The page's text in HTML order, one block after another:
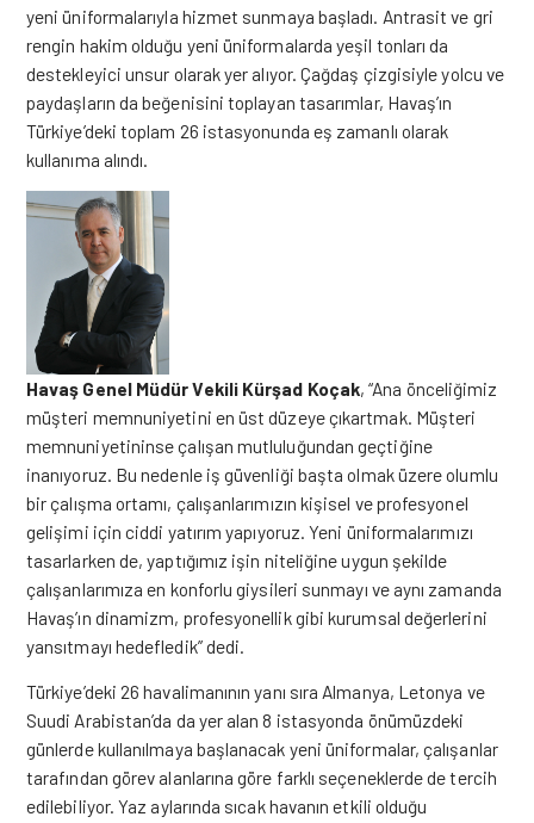
yeni üniformalarıyla hizmet sunmaya başladı. Antrasit ve gri
rengin hakim olduğu yeni üniformalarda yeşil tonları da
destekleyici unsur olarak yer alıyor. Çağdaş çizgisiyle yolcu ve
paydaşların da beğenisini toplayan tasarımlar, Havaş’ın
Türkiye’deki toplam 26 istasyonunda eş zamanlı olarak
kullanıma alındı.
Havaş Genel Müdür Vekili Kürşad Koçak, “Ana önceliğimiz
müşteri memnuniyetini en üst düzeye çıkartmak. Müşteri
memnuniyetininse çalışan mutluluğundan geçtiğine
inanıyoruz. Bu nedenle iş güvenliği başta olmak üzere olumlu
bir çalışma ortamı, çalışanlarımızın kişisel ve profesyonel
gelişimi için ciddi yatırım yapıyoruz. Yeni üniformalarımızı
tasarlarken de, yaptığımız işin niteliğine uygun şekilde
çalışanlarımıza en konforlu giysileri sunmayı ve aynı zamanda
Havaş’ın dinamizm, profesyonellik gibi kurumsal değerlerini
yansıtmayı hedefledik” dedi.
Türkiye’deki 26 havalimanının yanı sıra Almanya, Letonya ve
Suudi Arabistan’da da yer alan 8 istasyonda önümüzdeki
günlerde kullanılmaya başlanacak yeni üniformalar, çalışanlar
tarafından görev alanlarına göre farklı seçeneklerde de tercih
edilebiliyor. Yaz aylarında sıcak havanın etkili olduğu